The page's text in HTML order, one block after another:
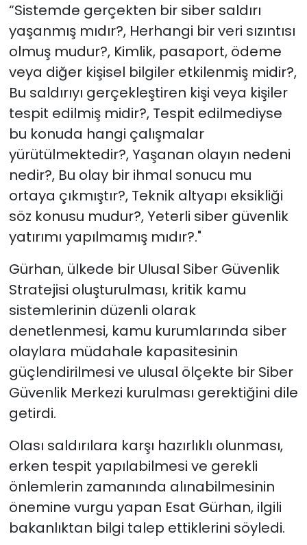
“Sistemde gerçekten bir siber saldırı
yaşanmış mıdır?, Herhangi bir veri sızıntısı
olmuş mudur?, Kimlik, pasaport, ödeme
veya diğer kişisel bilgiler etkilenmiş midir?,
Bu saldırıyı gerçekleştiren kişi veya kişiler
tespit edilmiş midir?, Tespit edilmediyse
bu konuda hangi çalışmalar
yürütülmektedir?, Yaşanan olayın nedeni
nedir?, Bu olay bir ihmal sonucu mu
ortaya çıkmıştır?, Teknik altyapı eksikliği
söz konusu mudur?, Yeterli siber güvenlik
yatırımı yapılmamış mıdır?."
Gürhan, ülkede bir Ulusal Siber Güvenlik
Stratejisi oluşturulması, kritik kamu
sistemlerinin düzenli olarak
denetlenmesi, kamu kurumlarında siber
olaylara müdahale kapasitesinin
güçlendirilmesi ve ulusal ölçekte bir Siber
Güvenlik Merkezi kurulması gerektiğini dile
getirdi.
Olası saldırılara karşı hazırlıklı olunması,
erken tespit yapılabilmesi ve gerekli
önlemlerin zamanında alınabilmesinin
önemine vurgu yapan Esat Gürhan,ilgili
bakanlıktan bilgi talep ettiklerini söyledi.